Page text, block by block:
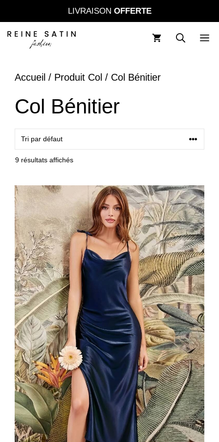
au
contenu
LIVRAISON OFFERTE
Accueil / Produit Col / Col Bénitier
Col Bénitier
9 résultats affichés